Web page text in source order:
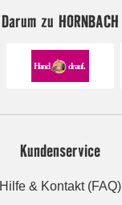
Darum zu HORNBACH
Kundenservice
Hilfe & Kontakt (FAQ)